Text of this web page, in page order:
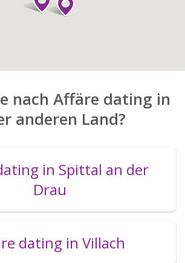
nach Affäre dating in
anderen Land?
in Spittal an der
Drau
dating in Villach